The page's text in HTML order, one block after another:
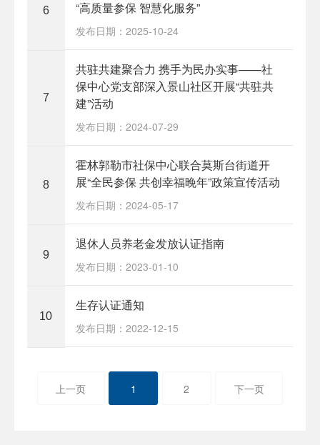
6
“高质量参保 智慧化服务”
发布日期：2025-10-24
7
共驻共建聚合力 携手为民办实事——社
保中心党支部深入景山社区开展“共驻共
建”活动
发布日期：2024-07-29
8
霍林郭勒市社保中心联合莫斯台街道开
展“全民参保 共创幸福晚年”政策宣传活动
发布日期：2024-05-17
9
退休人员养老金发放认证指南
发布日期：2023-01-10
10
生存认证通知
发布日期：2022-12-15
上一页 1 2 下一页